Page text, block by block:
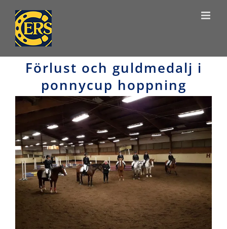
content
Förlust och guldmedalj i
ponnycup hoppning
View
Larger
Image